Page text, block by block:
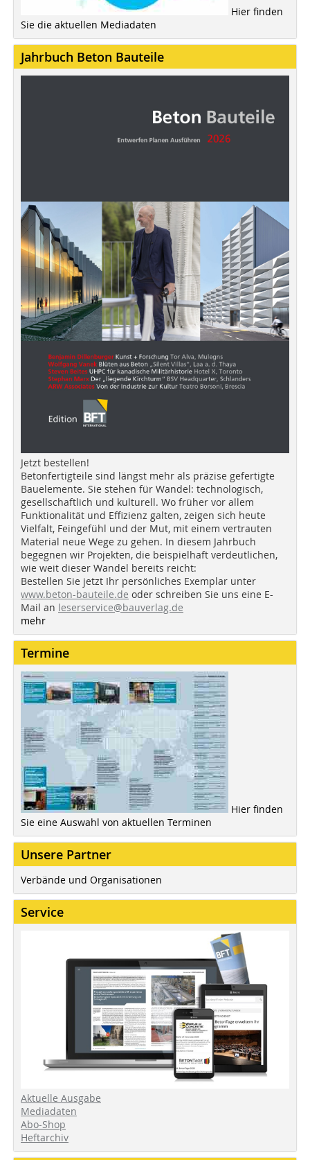
Hier finden
Sie die aktuellen Mediadaten
Jahrbuch Beton Bauteile
Jetzt bestellen!
Betonfertigteile sind längst mehr als präzise gefertigte
Bauelemente. Sie stehen für Wandel: technologisch,
gesellschaftlich und kulturell. Wo früher vor allem
Funktionalität und Effizienz galten, zeigen sich heute
Vielfalt, Feingefühl und der Mut, mit einem vertrauten
Material neue Wege zu gehen. In diesem Jahrbuch
begegnen wir Projekten, die beispielhaft verdeutlichen,
wie weit dieser Wandel bereits reicht:
Bestellen Sie jetzt Ihr persönliches Exemplar unter
www.beton-bauteile.de oder schreiben Sie uns eine E-
Mail an leserservice@bauverlag.de
mehr
Termine
Hier finden
Sie eine Auswahl von aktuellen Terminen
Unsere Partner
Verbände und Organisationen
Service
Aktuelle Ausgabe
Mediadaten
Abo-Shop
Heftarchiv